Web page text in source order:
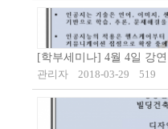
[학부세미나] 4월 4일 강연
관리자
2018-03-29 519